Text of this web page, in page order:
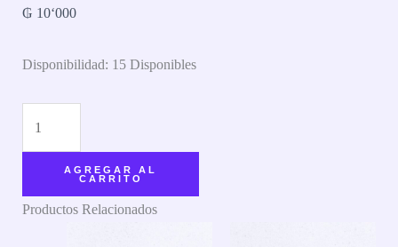
₲ 10‘000
Disponibilidad: 15 Disponibles
AGREGAR AL
CARRITO
Productos Relacionados